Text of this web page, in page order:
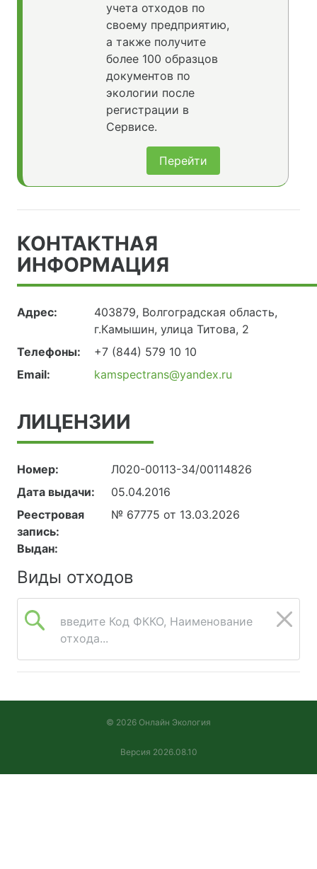
учета отходов по
своему предприятию,
а также получите
более 100 образцов
документов по
экологии после
регистрации в
Сервисе.
Перейти
КОНТАКТНАЯ
ИНФОРМАЦИЯ
Адрес:
403879, Волгоградская область,
г.Камышин, улица Титова, 2
Телефоны:
+7 (844) 579 10 10
Email:
kamspectrans@yandex.ru
ЛИЦЕНЗИИ
Номер:
Л020-00113-34/00114826
Дата выдачи:
05.04.2016
Реестровая
запись:
№ 67775 от 13.03.2026
Выдан:
Виды отходов
введите Код ФККО, Наименование
отхода...
© 2026 Онлайн Экология
Версия 2026.08.10